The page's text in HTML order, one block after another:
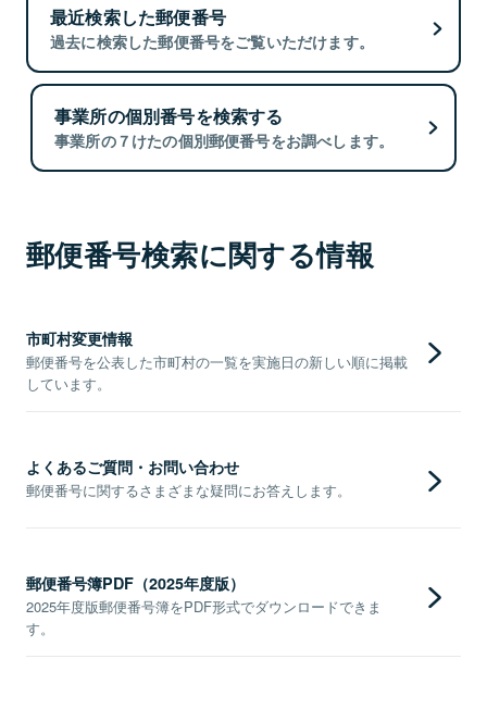
最近検索した郵便番号
過去に検索した郵便番号をご覧いただけます。
事業所の個別番号を検索する
事業所の７けたの個別郵便番号をお調べします。
郵便番号検索に関する情報
市町村変更情報
郵便番号を公表した市町村の一覧を実施日の新しい順に掲載
しています。
よくあるご質問・お問い合わせ
郵便番号に関するさまざまな疑問にお答えします。
郵便番号簿PDF（2025年度版）
2025年度版郵便番号簿をPDF形式でダウンロードできま
す。